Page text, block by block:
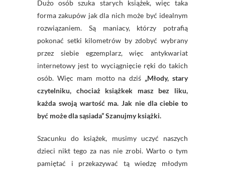
Dużo osób szuka starych książek, więc taka
forma zakupów jak dla nich może być idealnym
rozwiązaniem. Są maniacy, którzy potrafią
pokonać setki kilometrów by zdobyć wybrany
przez siebie egzemplarz, więc antykwariat
internetowy jest to wyciągnięcie ręki do takich
osób. Więc mam motto na dziś „Młody, stary
czytelniku, chociaż książkek masz bez liku,
każda swoją wartość ma. Jak nie dla ciebie to
być może dla sąsiada” Szanujmy książki.
Szacunku do książek, musimy uczyć naszych
dzieci nikt tego za nas nie zrobi. Warto o tym
pamiętać i przekazywać tą wiedzę młodym